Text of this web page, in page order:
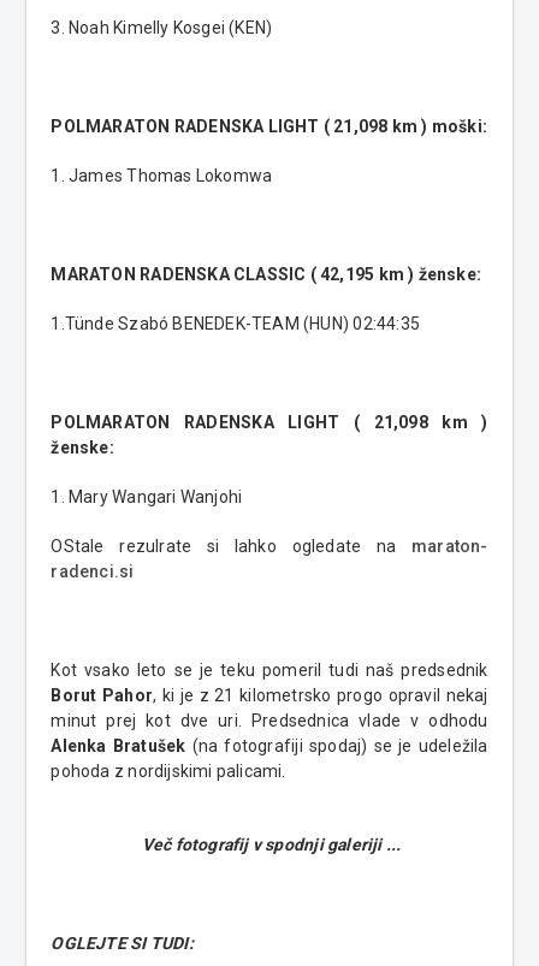
3. Noah Kimelly Kosgei (KEN)
POLMARATON RADENSKA LIGHT ( 21,098 km ) moški:
1. James Thomas Lokomwa
MARATON RADENSKA CLASSIC ( 42,195 km ) ženske:
1.Tünde Szabó BENEDEK-TEAM (HUN) 02:44:35
POLMARATON RADENSKA LIGHT ( 21,098 km )
ženske:
1. Mary Wangari Wanjohi
OStale rezulrate si lahko ogledate na maraton-
radenci.si
Kot vsako leto se je teku pomeril tudi naš predsednik
Borut Pahor, ki je z 21 kilometrsko progo opravil nekaj
minut prej kot dve uri. Predsednica vlade v odhodu
Alenka Bratušek (na fotografiji spodaj) se je udeležila
pohoda z nordijskimi palicami.
Več fotografij v spodnji galeriji ...
OGLEJTE SI TUDI: